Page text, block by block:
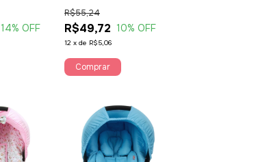
14% OFF R$49,72
R$55,24
10% OFF
12 xde R$5,06